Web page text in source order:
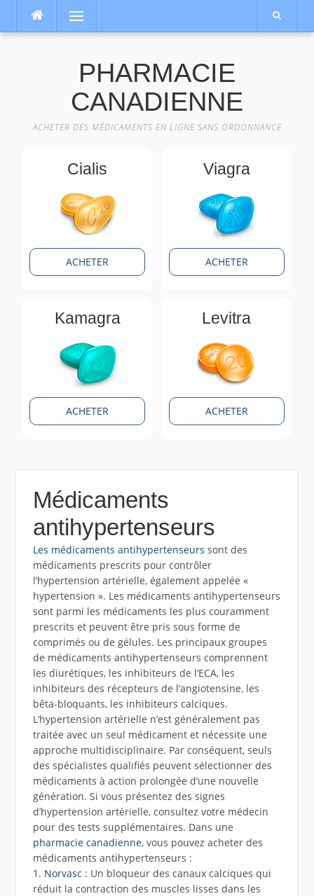
contenu
Menu
PHARMACIE
CANADIENNE
ACHETER DES MÉDICAMENTS EN LIGNE SANS ORDONNANCE
Cialis
ACHETER
Viagra
ACHETER
Kamagra
ACHETER
Levitra
ACHETER
Médicaments
antihypertenseurs
Les médicaments antihypertenseurs sont des
médicaments prescrits pour contrôler
l’hypertension artérielle, également appelée «
hypertension ». Les médicaments antihypertenseurs
sont parmi les médicaments les plus couramment
prescrits et peuvent être pris sous forme de
comprimés ou de gélules. Les principaux groupes
de médicaments antihypertenseurs comprennent
les diurétiques, les inhibiteurs de l’ECA, les
inhibiteurs des récepteurs de l’angiotensine, les
bêta-bloquants, les inhibiteurs calciques.
L’hypertension artérielle n’est généralement pas
traitée avec un seul médicament et nécessite une
approche multidisciplinaire. Par conséquent, seuls
des spécialistes qualifiés peuvent sélectionner des
médicaments à action prolongée d’une nouvelle
génération. Si vous présentez des signes
d’hypertension artérielle, consultez votre médecin
pour des tests supplémentaires. Dans une
pharmacie canadienne, vous pouvez acheter des
médicaments antihypertenseurs :
1. Norvasc : Un bloqueur des canaux calciques qui
réduit la contraction des muscles lisses dans les